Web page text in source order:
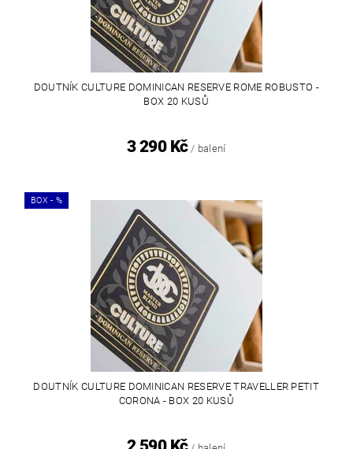
DOUTNÍK CULTURE DOMINICAN RESERVE ROME ROBUSTO -
BOX 20 KUSŮ
3 290 Kč / balení
BOX - %
DOUTNÍK CULTURE DOMINICAN RESERVE TRAVELLER PETIT
CORONA - BOX 20 KUSŮ